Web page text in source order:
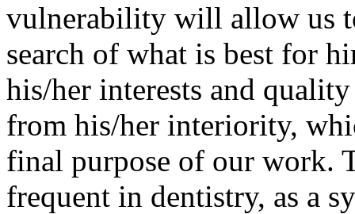
vulnerability will allow us
search of what is best for
his/her interests and
from his/her interiority,
final purpose of our work.
frequent in dentistry, as a